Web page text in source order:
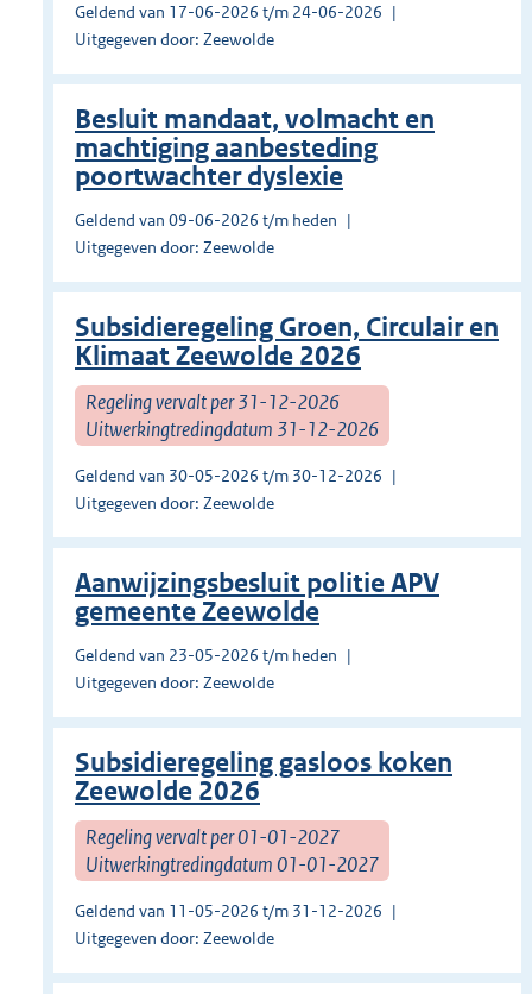
Geldend van 17-06-2026 t/m 24-06-2026
Uitgegeven door: Zeewolde
Besluit mandaat, volmacht en
machtiging aanbesteding
poortwachter dyslexie
Geldend van 09-06-2026 t/m heden
Uitgegeven door: Zeewolde
Subsidieregeling Groen, Circulair en
Klimaat Zeewolde 2026
Regeling vervalt per 31-12-2026
Uitwerkingtredingdatum 31-12-2026
Geldend van 30-05-2026 t/m 30-12-2026
Uitgegeven door: Zeewolde
Aanwijzingsbesluit politie APV
gemeente Zeewolde
Geldend van 23-05-2026 t/m heden
Uitgegeven door: Zeewolde
Subsidieregeling gasloos koken
Zeewolde 2026
Regeling vervalt per 01-01-2027
Uitwerkingtredingdatum 01-01-2027
Geldend van 11-05-2026 t/m 31-12-2026
Uitgegeven door: Zeewolde